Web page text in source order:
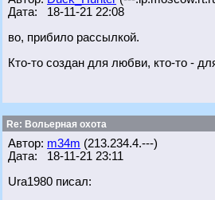
Дата: 18-11-21 22:08
во, прибило рассылкой.
Кто-то создан для любви, кто-то -
Re: Вольерная охота
Автор: m34m (213.234.4.---)
Дата: 18-11-21 23:11
Ura1980 писал: